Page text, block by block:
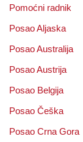
Pomoćni radnik
Posao Aljaska
Posao Australija
Posao Austrija
Posao Belgija
Posao Češka
Posao Crna Gora